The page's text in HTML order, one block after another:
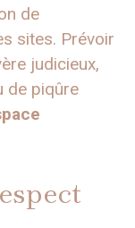
de
sites. Prévoir
judicieux,
de piqûre